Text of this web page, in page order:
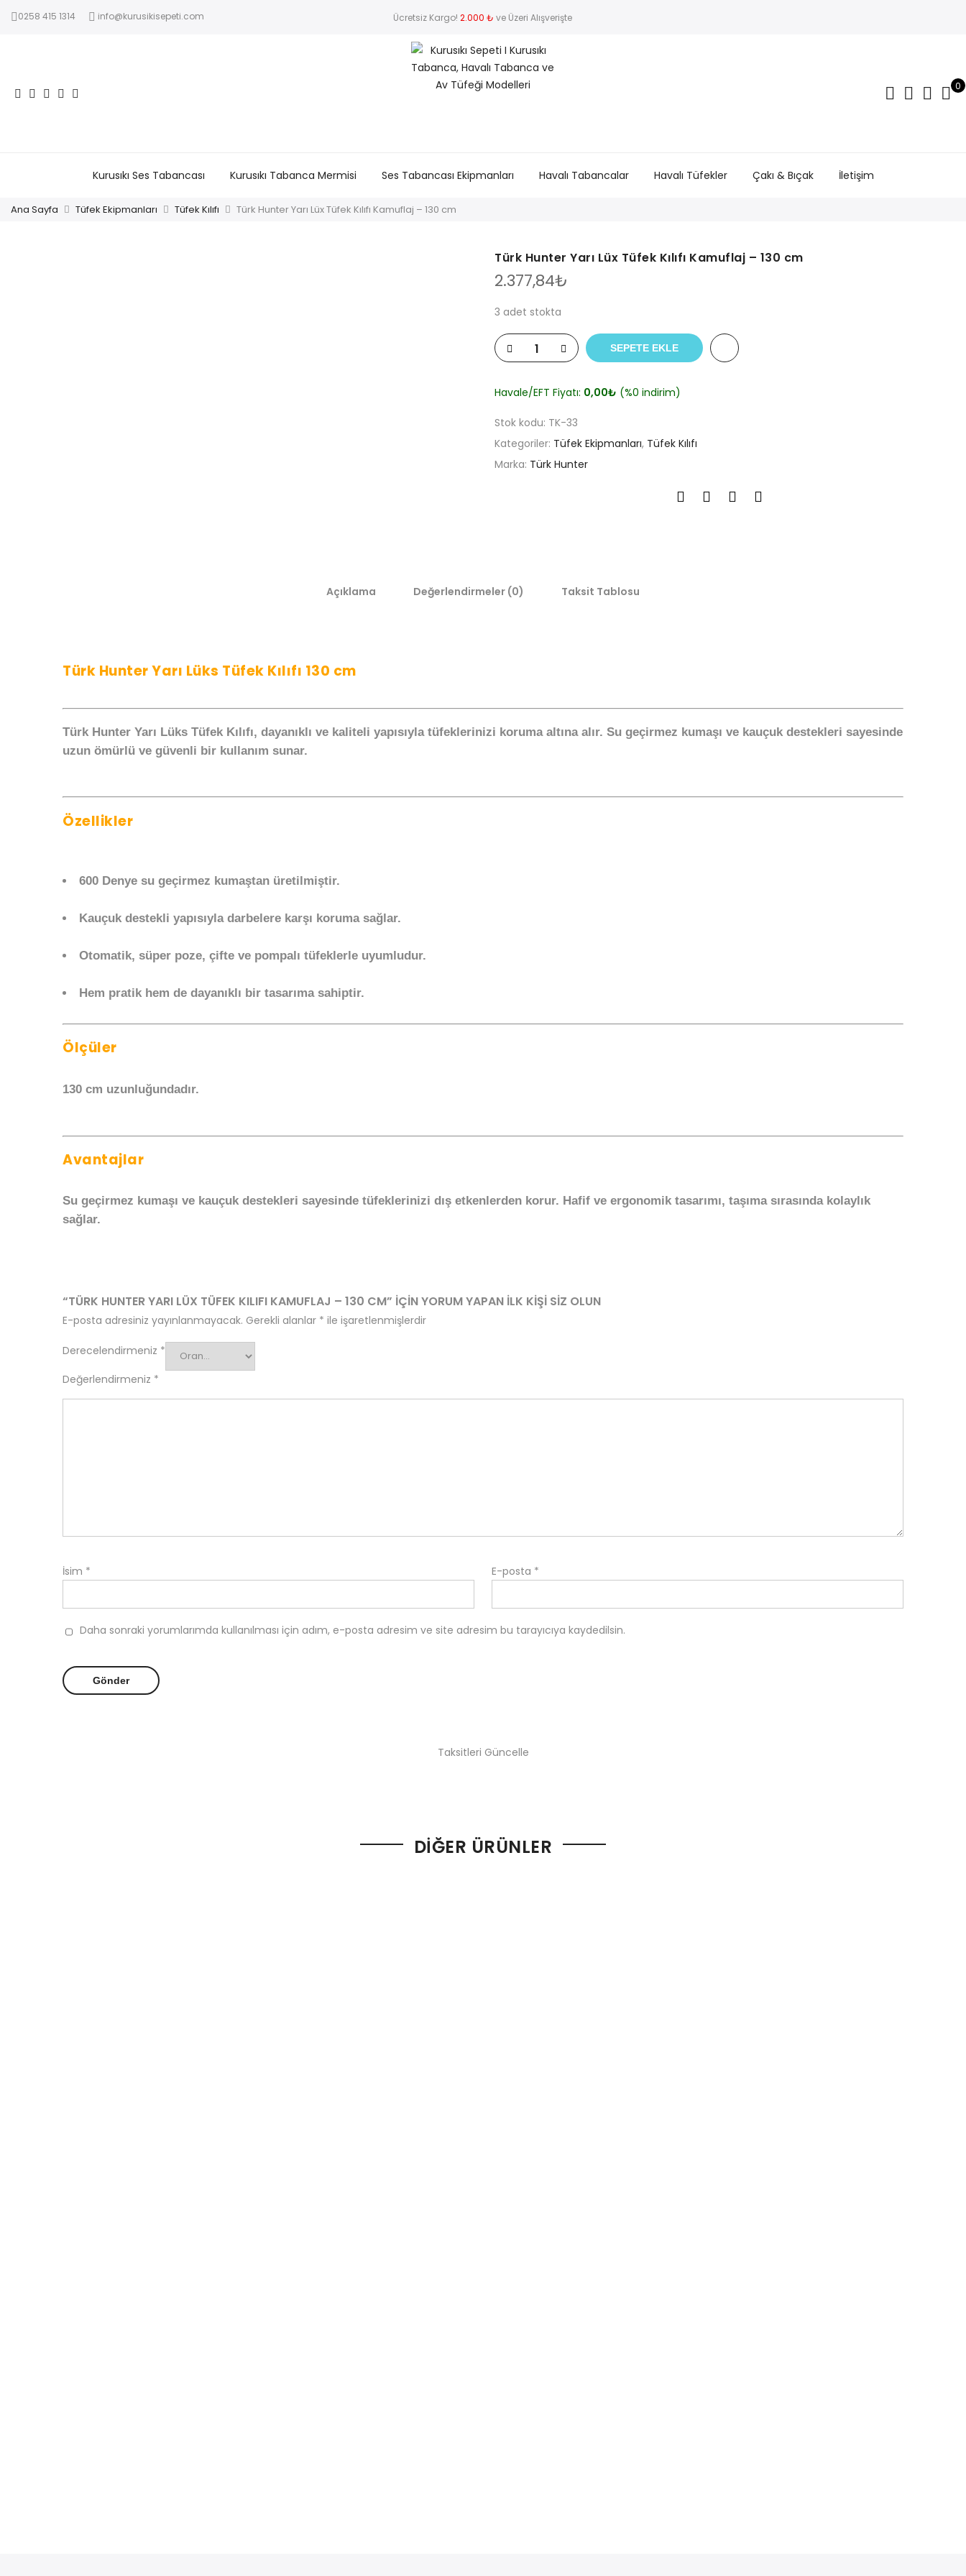
0258 415 1314 info@kurusikisepeti.com Ücretsiz Kargo!2.000 ₺ ve Üzeri Alışverişte
0
Kurusıkı Ses Tabancası Kurusıkı Tabanca Mermisi Ses Tabancası Ekipmanları Havalı Tabancalar Havalı Tüfekler Çakı & Bıçak İletişim
Ana Sayfa Tüfek Ekipmanları Tüfek Kılıfı Türk Hunter Yarı Lüx Tüfek Kılıfı Kamuflaj – 130 cm
Türk Hunter Yarı Lüx Tüfek Kılıfı Kamuflaj – 130 cm
2.377,84₺
3 adet stokta
SEPETE EKLE
Havale/EFT Fiyatı: 0,00₺ (%0 indirim)
Stok kodu: TK-33
Kategoriler: Tüfek Ekipmanları, Tüfek Kılıfı
Marka: Türk Hunter
Açıklama Değerlendirmeler (0) Taksit Tablosu
Türk Hunter Yarı Lüks Tüfek Kılıfı 130 cm
Türk Hunter Yarı Lüks Tüfek Kılıfı, dayanıklı ve kaliteli yapısıyla tüfeklerinizi koruma altına alır. Su geçirmez kumaşı ve kauçuk destekleri sayesinde
uzun ömürlü ve güvenli bir kullanım sunar.
Özellikler
600 Denyesu geçirmez kumaştan üretilmiştir.
Kauçuk destekli yapısıyla darbelere karşı koruma sağlar.
Otomatik, süper poze, çifte ve pompalı tüfeklerle uyumludur.
Hem pratik hem de dayanıklı bir tasarıma sahiptir.
Ölçüler
130 cm uzunluğundadır.
Avantajlar
Su geçirmez kumaşı ve kauçuk destekleri sayesinde tüfeklerinizi dış etkenlerden korur. Hafif ve ergonomik tasarımı, taşıma sırasında kolaylık
sağlar.
“TÜRK HUNTER YARI LÜX TÜFEK KILIFI KAMUFLAJ – 130 CM” IÇIN YORUM YAPAN ILK KIŞI SIZ OLUN
E-posta adresiniz yayınlanmayacak. Gerekli alanlar * ile işaretlenmişlerdir
Derecelendirmeniz *
Değerlendirmeniz *
İsim * E-posta *
Daha sonraki yorumlarımda kullanılması için adım, e-posta adresim ve site adresim bu tarayıcıya kaydedilsin.
Taksitleri Güncelle
DIĞER ÜRÜNLER